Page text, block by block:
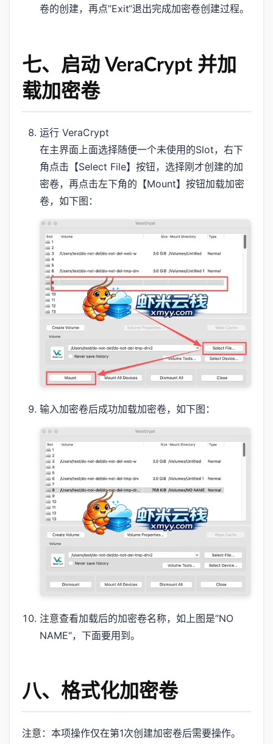
卷的创建，再点”Exit“退出完成加密卷创建过程。
七、启动 VeraCrypt 并加
载加密卷
运行 VeraCrypt
在主界面上面选择随便一个未使用的Slot，右下
角点击【Select File】按钮，选择刚才创建的加
密卷，再点击左下角的【Mount】按钮加载加密
卷，如下图：
输入加密卷后成功加载加密卷，如下图：
注意查看加载后的加密卷名称，如上图是”NO
NAME“，下面要用到。
八、格式化加密卷
注意：本项操作仅在第1次创建加密卷后需要操作。